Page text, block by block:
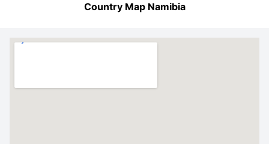
Country Map Namibia